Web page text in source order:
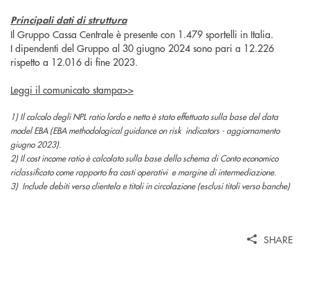
Principali dati di struttura
Il Gruppo Cassa Centrale è presente con 1.479 sportelli in Italia.
I dipendenti del Gruppo al 30 giugno 2024 sono pari a 12.226
rispetto a 12.016 di fine 2023.
Leggi il comunicato stampa>>
1) Il calcolo degli NPL ratio lordo e netto è stato effettuato sulla base del data
model EBA (EBA methodological guidance on risk indicators - aggiornamento
giugno 2023).
2) Il cost income ratio è calcolato sulla base dello schema di Conto economico
riclassificato come rapporto fra costi operativi e margine di intermediazione.
3) Include debiti verso clientela e titoli in circolazione (esclusi titoli verso banche)
SHARE